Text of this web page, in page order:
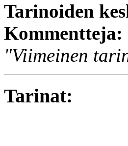
Tarinoiden
Kommentteja:
"Viimeinen
Tarinat: